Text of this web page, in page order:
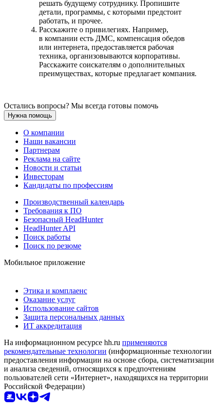
решать будущему сотруднику. Пропишите
детали, программы, с которыми предстоит
работать, и прочее.
Расскажите о привилегиях. Например,
в компании есть ДМС, компенсация обедов
или интернета, предоставляется рабочая
техника, организовываются корпоративы.
Расскажите соискателям о дополнительных
преимуществах, которые предлагает компания.
Остались вопросы? Мы всегда готовы помочь
Нужна помощь
О компании
Наши вакансии
Партнерам
Реклама на сайте
Новости и статьи
Инвесторам
Кандидаты по профессиям
Производственный календарь
Требования к ПО
Безопасный HeadHunter
HeadHunter API
Поиск работы
Поиск по резюме
Мобильное приложение
Этика и комплаенс
Оказание услуг
Использование сайтов
Защита персональных данных
ИТ аккредитация
На информационном ресурсе hh.ru применяются
рекомендательные технологии (информационные технологии
предоставления информации на основе сбора, систематизации
и анализа сведений, относящихся к предпочтениям
пользователей сети «Интернет», находящихся на территории
Российской Федерации)